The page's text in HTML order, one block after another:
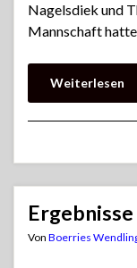
Nagelsdiek und
Mannschaft
Weiterlesen
Von Boerries